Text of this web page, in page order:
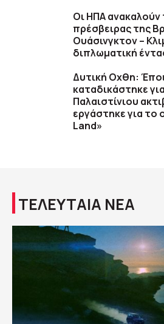
Οι ΗΠΑ ανακαλούν
πρέσβειρας της
Ουάσινγκτον –
διπλωματική
Δυτική Οχθη:
καταδικάστηκε
Παλαιστίνιου
εργάστηκε για το
Land»
ΤΕΛΕΥΤΑΙΑ ΝΕΑ